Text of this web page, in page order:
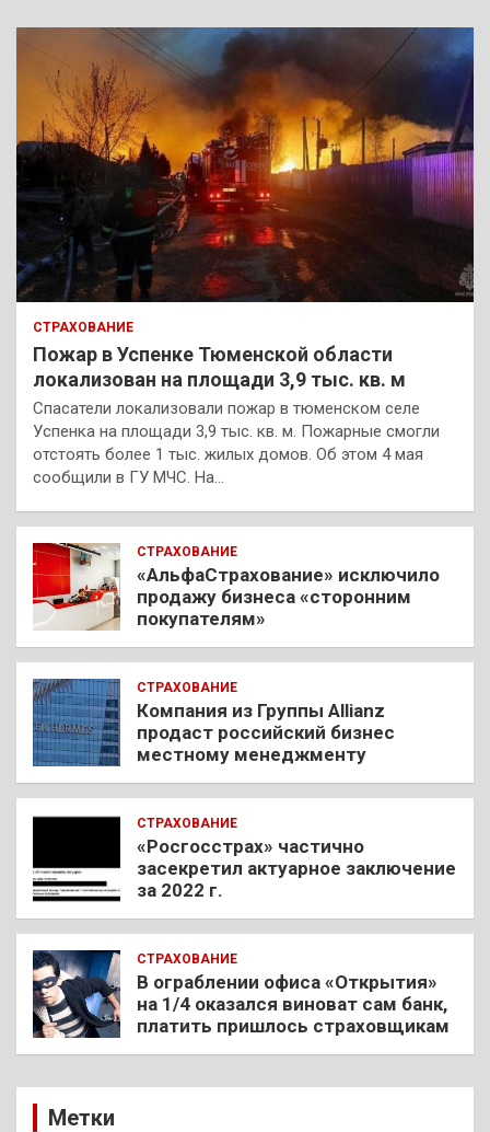
СТРАХОВАНИЕ
Пожар в Успенке Тюменской области
локализован на площади 3,9 тыс. кв. м
Спасатели локализовали пожар в тюменском селе
Успенка на площади 3,9 тыс. кв. м. Пожарные смогли
отстоять более 1 тыс. жилых домов. Об этом 4 мая
сообщили в ГУ МЧС. На…
СТРАХОВАНИЕ
«АльфаСтрахование» исключило
продажу бизнеса «сторонним
покупателям»
СТРАХОВАНИЕ
Компания из Группы Allianz
продаст российский бизнес
местному менеджменту
СТРАХОВАНИЕ
«Росгосстрах» частично
засекретил актуарное заключение
за 2022 г.
СТРАХОВАНИЕ
В ограблении офиса «Открытия»
на 1/4 оказался виноват сам банк,
платить пришлось страховщикам
Метки